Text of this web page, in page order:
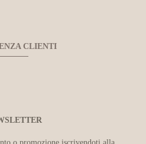
CLIENTI